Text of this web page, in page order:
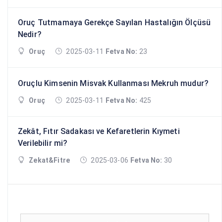
Oruç Tutmamaya Gerekçe Sayılan Hastalığın Ölçüsü
Nedir?
Oruç 2025-03-11 Fetva No: 23
Oruçlu Kimsenin Misvak Kullanması Mekruh mudur?
Oruç 2025-03-11 Fetva No: 425
Zekât, Fıtır Sadakası ve Kefaretlerin Kıymeti
Verilebilir mi?
Zekat&Fitre 2025-03-06 Fetva No: 30